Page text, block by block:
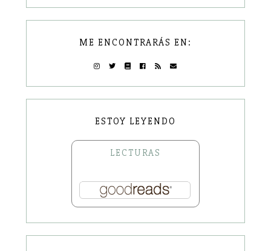
ME ENCONTRARÁS EN:
ESTOY LEYENDO
LECTURAS